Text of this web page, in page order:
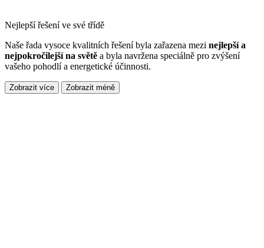
Nejlepší řešení ve své třídě
Naše řada vysoce kvalitních řešení byla zařazena mezi nejlepší a
nejpokročilejší na světě a byla navržena speciálně pro zvýšení
vašeho pohodlí a energetické účinnosti.
Zobrazit více Zobrazit méně